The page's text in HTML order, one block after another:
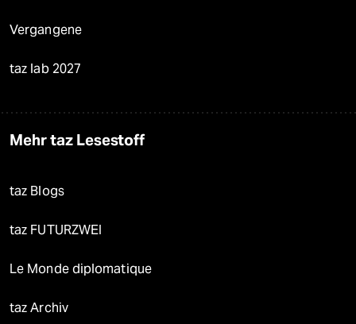
Vergangene
taz lab 2027
Mehr taz Lesestoff
taz Blogs
taz FUTURZWEI
Le Monde diplomatique
taz Archiv